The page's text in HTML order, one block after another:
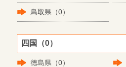
鳥取県（0）
四国（0）
徳島県（0）